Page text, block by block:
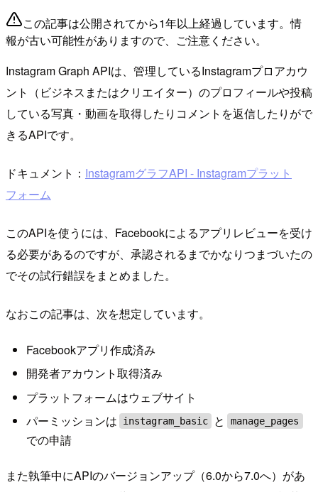
この記事は公開されてから1年以上経過しています。情
報が古い可能性がありますので、ご注意ください。
Instagram Graph APIは、管理しているInstagramプロアカウ
ント（ビジネスまたはクリエイター）のプロフィールや投稿
している写真・動画を取得したりコメントを返信したりがで
きるAPIです。
ドキュメント： InstagramグラフAPI - Instagramプラット
フォーム
このAPIを使うには、Facebookによるアプリレビューを受け
る必要があるのですが、承認されるまでかなりつまづいたの
でその試行錯誤をまとめました。
なおこの記事は、次を想定しています。
Facebookアプリ作成済み
開発者アカウント取得済み
プラットフォームはウェブサイト
パーミッションは
instagram_basic と manage_pages
での申請
また執筆中にAPIのバージョンアップ（6.0から7.0へ）があ